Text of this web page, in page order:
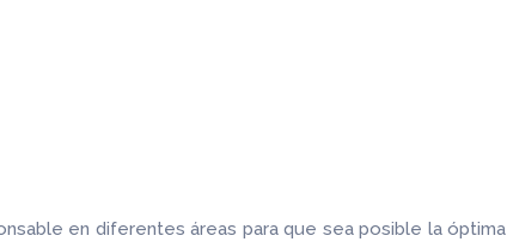
en diferentes áreas para que sea posible la óptima